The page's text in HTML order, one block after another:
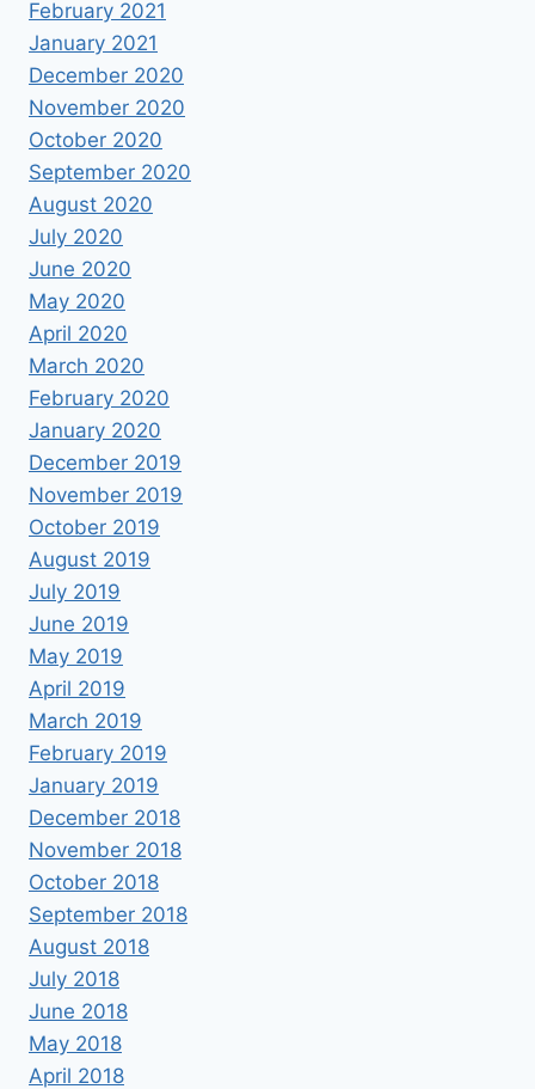
February 2021
January 2021
December 2020
November 2020
October 2020
September 2020
August 2020
July 2020
June 2020
May 2020
April 2020
March 2020
February 2020
January 2020
December 2019
November 2019
October 2019
August 2019
July 2019
June 2019
May 2019
April 2019
March 2019
February 2019
January 2019
December 2018
November 2018
October 2018
September 2018
August 2018
July 2018
June 2018
May 2018
April 2018